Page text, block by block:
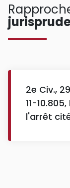
2e Civ.,
11-
l'arrêt